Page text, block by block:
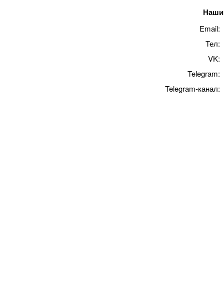
Наши
Email:
Тел:
VK:
Telegram:
Telegram-канал: